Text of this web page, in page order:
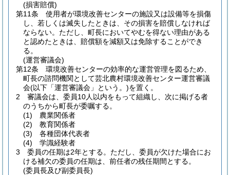
(損害賠償)
第11条
使用者が環境改善センターの施設又は設備等を損傷
し、若しくは滅失したときは、その損害を賠償しなければ
ならない。 ただし、町長においてやむを得ない理由がある
と認めたときは、賠償額を減額又は免除することができ
る。
(運営審議会)
第12条
環境改善センターの効率的な運営管理を図るため、
町長の諮問機関として芸北農村環境改善センター運営審議
会(以下「運営審議会」という。)を置く。
2
審議会は、委員10人以内をもって組織し、次に掲げる者
のうちから町長が委嘱する。
(1)
農業関係者
(2)
教育関係者
(3)
各種団体代表者
(4)
学識経験者
3
委員の任期は2年とする。 ただし、委員が欠けた場合にお
ける補欠の委員の任期は、前任者の残任期間とする。
(委員長及び副委員長)